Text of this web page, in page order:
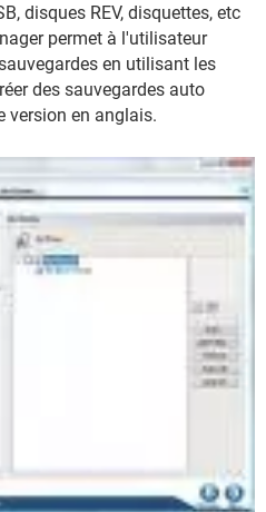
disques REV, disquettes, etc
permet à l'utilisateur
en utilisant les
des sauvegardes auto
version en anglais.